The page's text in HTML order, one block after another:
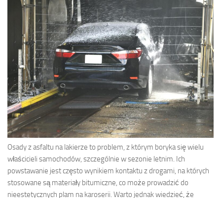
Osady z asfaltu na lakierze to problem, z którym boryka się wielu
właścicieli samochodów, szczególnie w sezonie letnim. Ich
powstawanie jest często wynikiem kontaktu z drogami, na których
stosowane są materiały bitumiczne, co może prowadzić do
nieestetycznych plam na karoserii. Warto jednak wiedzieć, że